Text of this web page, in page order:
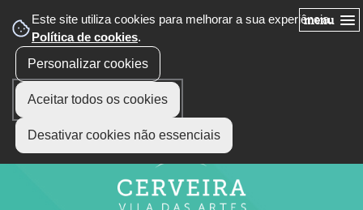
Este site utiliza cookies para melhorar a sua experiência.
Política de cookies.
Personalizar cookies
Aceitar todos os cookies
Desativar cookies não essenciais
menu